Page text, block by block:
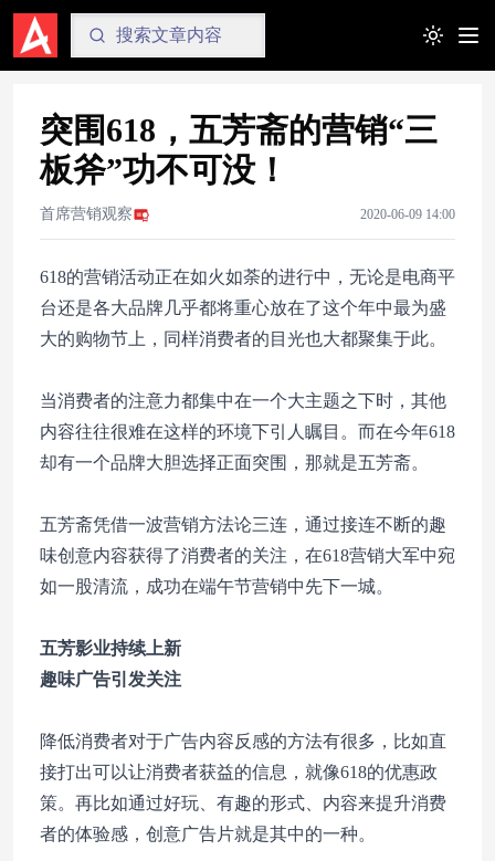
Toggle
突围618，五芳斋的营销“三
板斧”功不可没！
首席营销观察 2020-06-09 14:00
618的营销活动正在如火如荼的进行中，无论是电商平
台还是各大品牌几乎都将重心放在了这个年中最为盛
大的购物节上，同样消费者的目光也大都聚集于此。
当消费者的注意力都集中在一个大主题之下时，其他
内容往往很难在这样的环境下引人瞩目。而在今年618
却有一个品牌大胆选择正面突围，那就是五芳斋。
五芳斋凭借一波营销方法论三连，通过接连不断的趣
味创意内容获得了消费者的关注，在618营销大军中宛
如一股清流，成功在端午节营销中先下一城。
五芳影业持续上新
趣味广告引发关注
降低消费者对于广告内容反感的方法有很多，比如直
接打出可以让消费者获益的信息，就像618的优惠政
策。再比如通过好玩、有趣的形式、内容来提升消费
者的体验感，创意广告片就是其中的一种。